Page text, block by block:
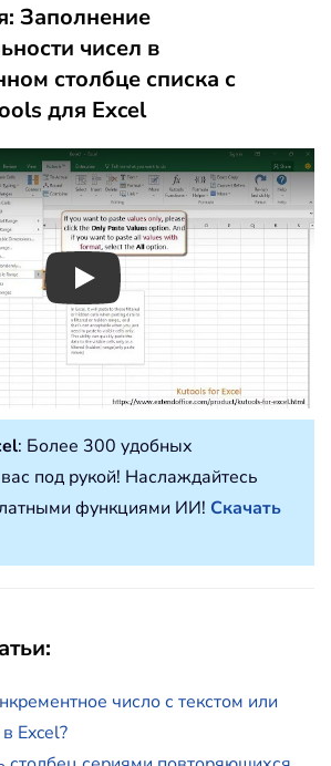
Заполнение
чисел в
столбце списка с
для Excel
Play
: Более 300 удобных
под рукой! Наслаждайтесь
функциями ИИ! Скачать
число с текстом или
Excel?